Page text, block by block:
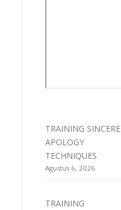
TRAINING SINCERE
APOLOGY
TECHNIQUES
Agustus 6, 2026
TRAINING